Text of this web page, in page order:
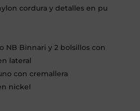
cordura y detalles en pu
NB Binnari y 2 bolsillos con
lateral
con cremallera
nickel